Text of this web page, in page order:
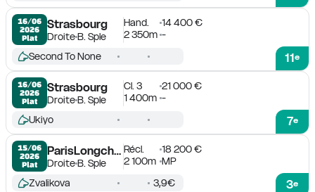
16/06
2026
Plat
Strasbourg
DroiteB. Sple
Hand.
14 400 €
2 350m -
11e
Second To None
16/06
2026
Plat
Strasbourg
DroiteB. Sple
Cl. 3
21 000 €
1 400m -
7e
Ukiyo
15/06
2026
Plat
ParisLongchamp
DroiteB. Sple
Récl.
18 200 €
2 100m MP
3e
Zvalikova 3,9€